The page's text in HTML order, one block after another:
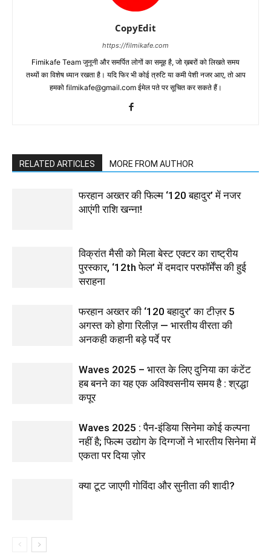
CopyEdit
https://filmikafe.com
Fimikafe Team जुनूनी और समर्पित लोगों का समूह है, जो ख़बरों को लिखते समय
तथ्‍यों का विशेष ध्‍यान रखता है। यदि फिर भी कोई त्रुटि या कमी पेशी नजर आए, तो आप
हमको filmikafe@gmail.com ईमेल पते पर सूचित कर सकते हैं।
RELATED ARTICLES MORE FROM AUTHOR
फरहान अख्तर की फिल्म ‘120 बहादुर’ में नजर
आएंगी राशि खन्ना!
विक्रांत मैसी को मिला बेस्ट एक्टर का राष्ट्रीय
पुरस्कार, ‘12th फेल’ में दमदार परफॉर्मेंस की हुई
सराहना
फरहान अख्तर की ‘120 बहादुर’ का टीज़र 5
अगस्त को होगा रिलीज़ — भारतीय वीरता की
अनकही कहानी बड़े पर्दे पर
Waves 2025 – भारत के लिए दुनिया का कंटेंट
हब बनने का यह एक अविश्वसनीय समय है : श्रद्धा
कपूर
Waves 2025 : पैन-इंडिया सिनेमा कोई कल्पना
नहीं है; फिल्म उद्योग के दिग्गजों ने भारतीय सिनेमा में
एकता पर दिया ज़ोर
क्या टूट जाएगी गोविंदा और सुनीता की शादी?